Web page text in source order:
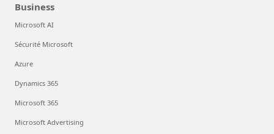
Business
Microsoft AI
Sécurité Microsoft
Azure
Dynamics 365
Microsoft 365
Microsoft Advertising